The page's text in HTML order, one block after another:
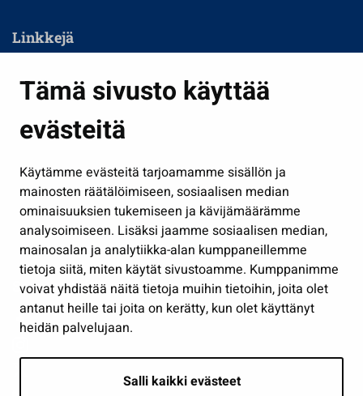
Tämä sivusto käyttää
evästeitä
Käytämme evästeitä tarjoamamme sisällön ja
mainosten räätälöimiseen, sosiaalisen median
ominaisuuksien tukemiseen ja kävijämäärämme
analysoimiseen. Lisäksi jaamme sosiaalisen median,
mainosalan ja analytiikka-alan kumppaneillemme
tietoja siitä, miten käytät sivustoamme. Kumppanimme
voivat yhdistää näitä tietoja muihin tietoihin, joita olet
antanut heille tai joita on kerätty, kun olet käyttänyt
heidän palvelujaan.
Salli kaikki evästeet
Linkkejä
Kasvatus ja opetus
Kulttuuri ja liikunta
Työ ja yrittäminen
Osallistu ja asioi
Näytä omat evästeasetukseni
Seuraa meitä